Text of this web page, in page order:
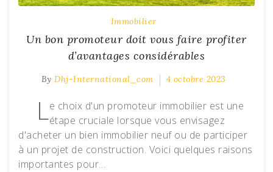
Immobilier
Un bon promoteur doit vous faire profiter
d’avantages considérables
By Dhj-International_com 4 octobre 2023
Le choix d'un promoteur immobilier est une
étape cruciale lorsque vous envisagez
d'acheter un bien immobilier neuf ou de participer
à un projet de construction. Voici quelques raisons
importantes pour…